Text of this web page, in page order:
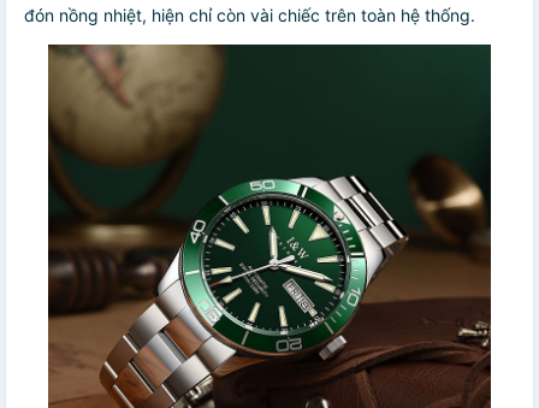
đón nồng nhiệt, hiện chỉ còn vài chiếc trên toàn hệ thống.